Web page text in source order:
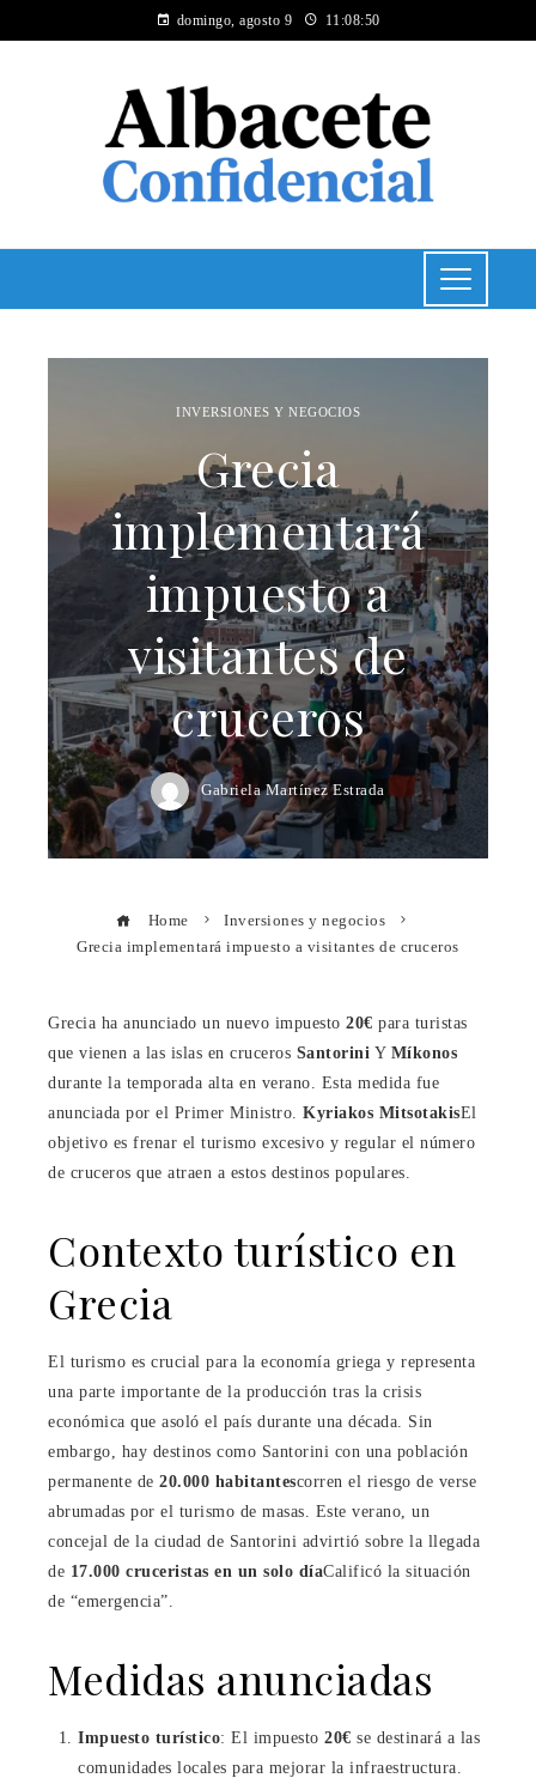
domingo, agosto 9 11:08:50
INVERSIONES Y NEGOCIOS
Grecia
implementará
impuesto a
visitantes de
cruceros
Gabriela Martínez Estrada
Home
Inversiones y negocios
Grecia implementará impuesto a visitantes de cruceros
Grecia ha anunciado un nuevo impuesto 20€ para turistas
que vienen a las islas en cruceros Santorini Y Míkonos
durante la temporada alta en verano. Esta medida fue
anunciada por el Primer Ministro. Kyriakos MitsotakisEl
objetivo es frenar el turismo excesivo y regular el número
de cruceros que atraen a estos destinos populares.
Contexto turístico en
Grecia
El turismo es crucial para la economía griega y representa
una parte importante de la producción tras la crisis
económica que asoló el país durante una década. Sin
embargo, hay destinos como Santorini con una población
permanente de 20.000 habitantescorren el riesgo de verse
abrumadas por el turismo de masas. Este verano, un
concejal de la ciudad de Santorini advirtió sobre la llegada
de 17.000 cruceristas en un solo díaCalificó la situación
de “emergencia”.
Medidas anunciadas
Impuesto turístico: El impuesto 20€ se destinará a las
comunidades locales para mejorar la infraestructura.